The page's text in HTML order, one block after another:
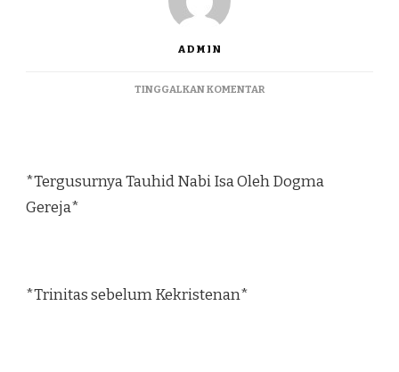
ADMIN
TINGGALKAN KOMENTAR
*Tergusurnya Tauhid Nabi Isa Oleh Dogma
Gereja*
*Trinitas sebelum Kekristenan*